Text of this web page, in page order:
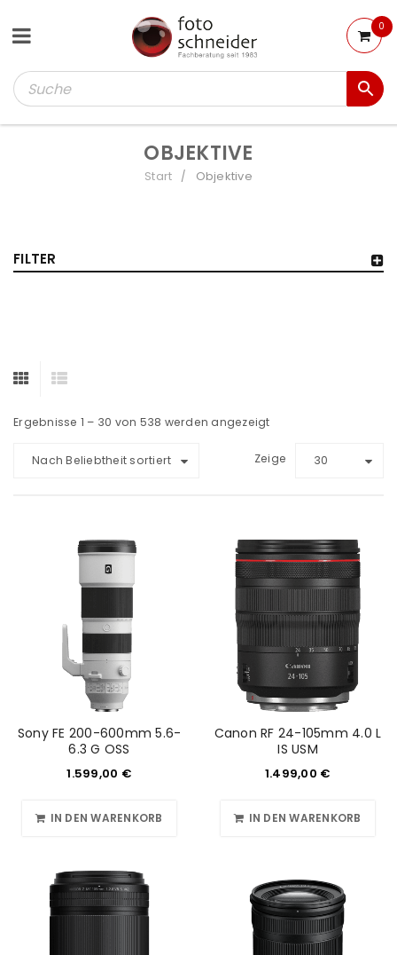
0
OBJEKTIVE
Start / Objektive
FILTER
Ergebnisse 1 – 30 von 538 werden angezeigt
Nach Beliebtheit sortiert Zeige 30
Sony FE 200-600mm 5.6-
6.3 G OSS
1.599,00 €
IN DEN WARENKORB
Canon RF 24-105mm 4.0 L
IS USM
1.499,00 €
IN DEN WARENKORB